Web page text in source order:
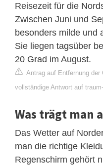
Reisezeit für die
Zwischen Juni und
besonders milde und
Sie liegen tagsüber
20 Grad im August.
Antrag auf Entfernung der
vollständige Antwort auf
Was trägt man
Das Wetter auf
man die richtige
Regenschirm gehört